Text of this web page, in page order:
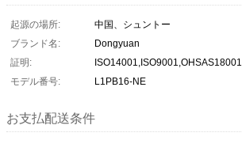
起源の場所:
中国、シュントー
ブランド名:
Dongyuan
証明:
ISO14001,ISO9001,OHSAS18001
モデル番号:
L1PB16-NE
お支払配送条件